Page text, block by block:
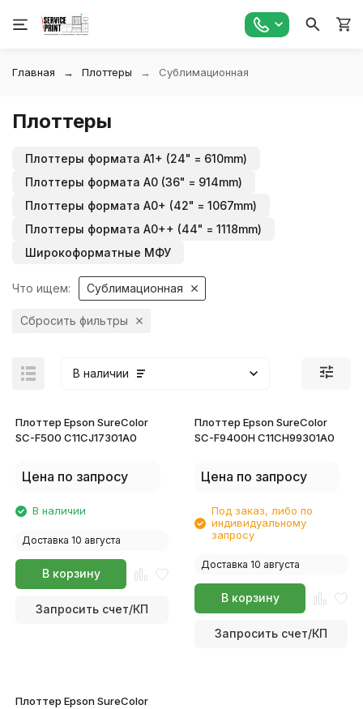
Главная Плоттеры Сублимационная
Плоттеры
Плоттеры формата A1+ (24" = 610mm)
Плоттеры формата A0 (36" = 914mm)
Плоттеры формата A0+ (42" = 1067mm)
Плоттеры формата A0++ (44" = 1118mm)
Широкоформатные МФУ
Что ищем: Сублимационная
Сбросить фильтры
В наличии
Плоттер Epson SureColor
SC-F500 C11CJ17301A0
Цена по запросу
В наличии
Доставка 10 августа
В корзину
Запросить счет/КП
Плоттер Epson SureColor
SC-F9400H C11CH99301A0
Цена по запросу
Под заказ, либо по
индивидуальному
запросу
Доставка 10 августа
В корзину
Запросить счет/КП
Плоттер Epson SureColor